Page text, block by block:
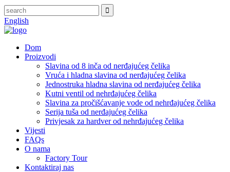
English
Dom
Proizvodi
Slavina od 8 inča od nerđajućeg čelika
Vruća i hladna slavina od nerđajućeg čelika
Jednostruka hladna slavina od nerđajućeg čelika
Kutni ventil od nehrđajućeg čelika
Slavina za pročišćavanje vode od nehrđajućeg čelika
Serija tuša od nerđajućeg čelika
Privjesak za hardver od nehrđajućeg čelika
Vijesti
FAQs
O nama
Factory Tour
Kontaktiraj nas